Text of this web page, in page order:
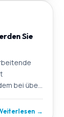
Sie
bei über
→